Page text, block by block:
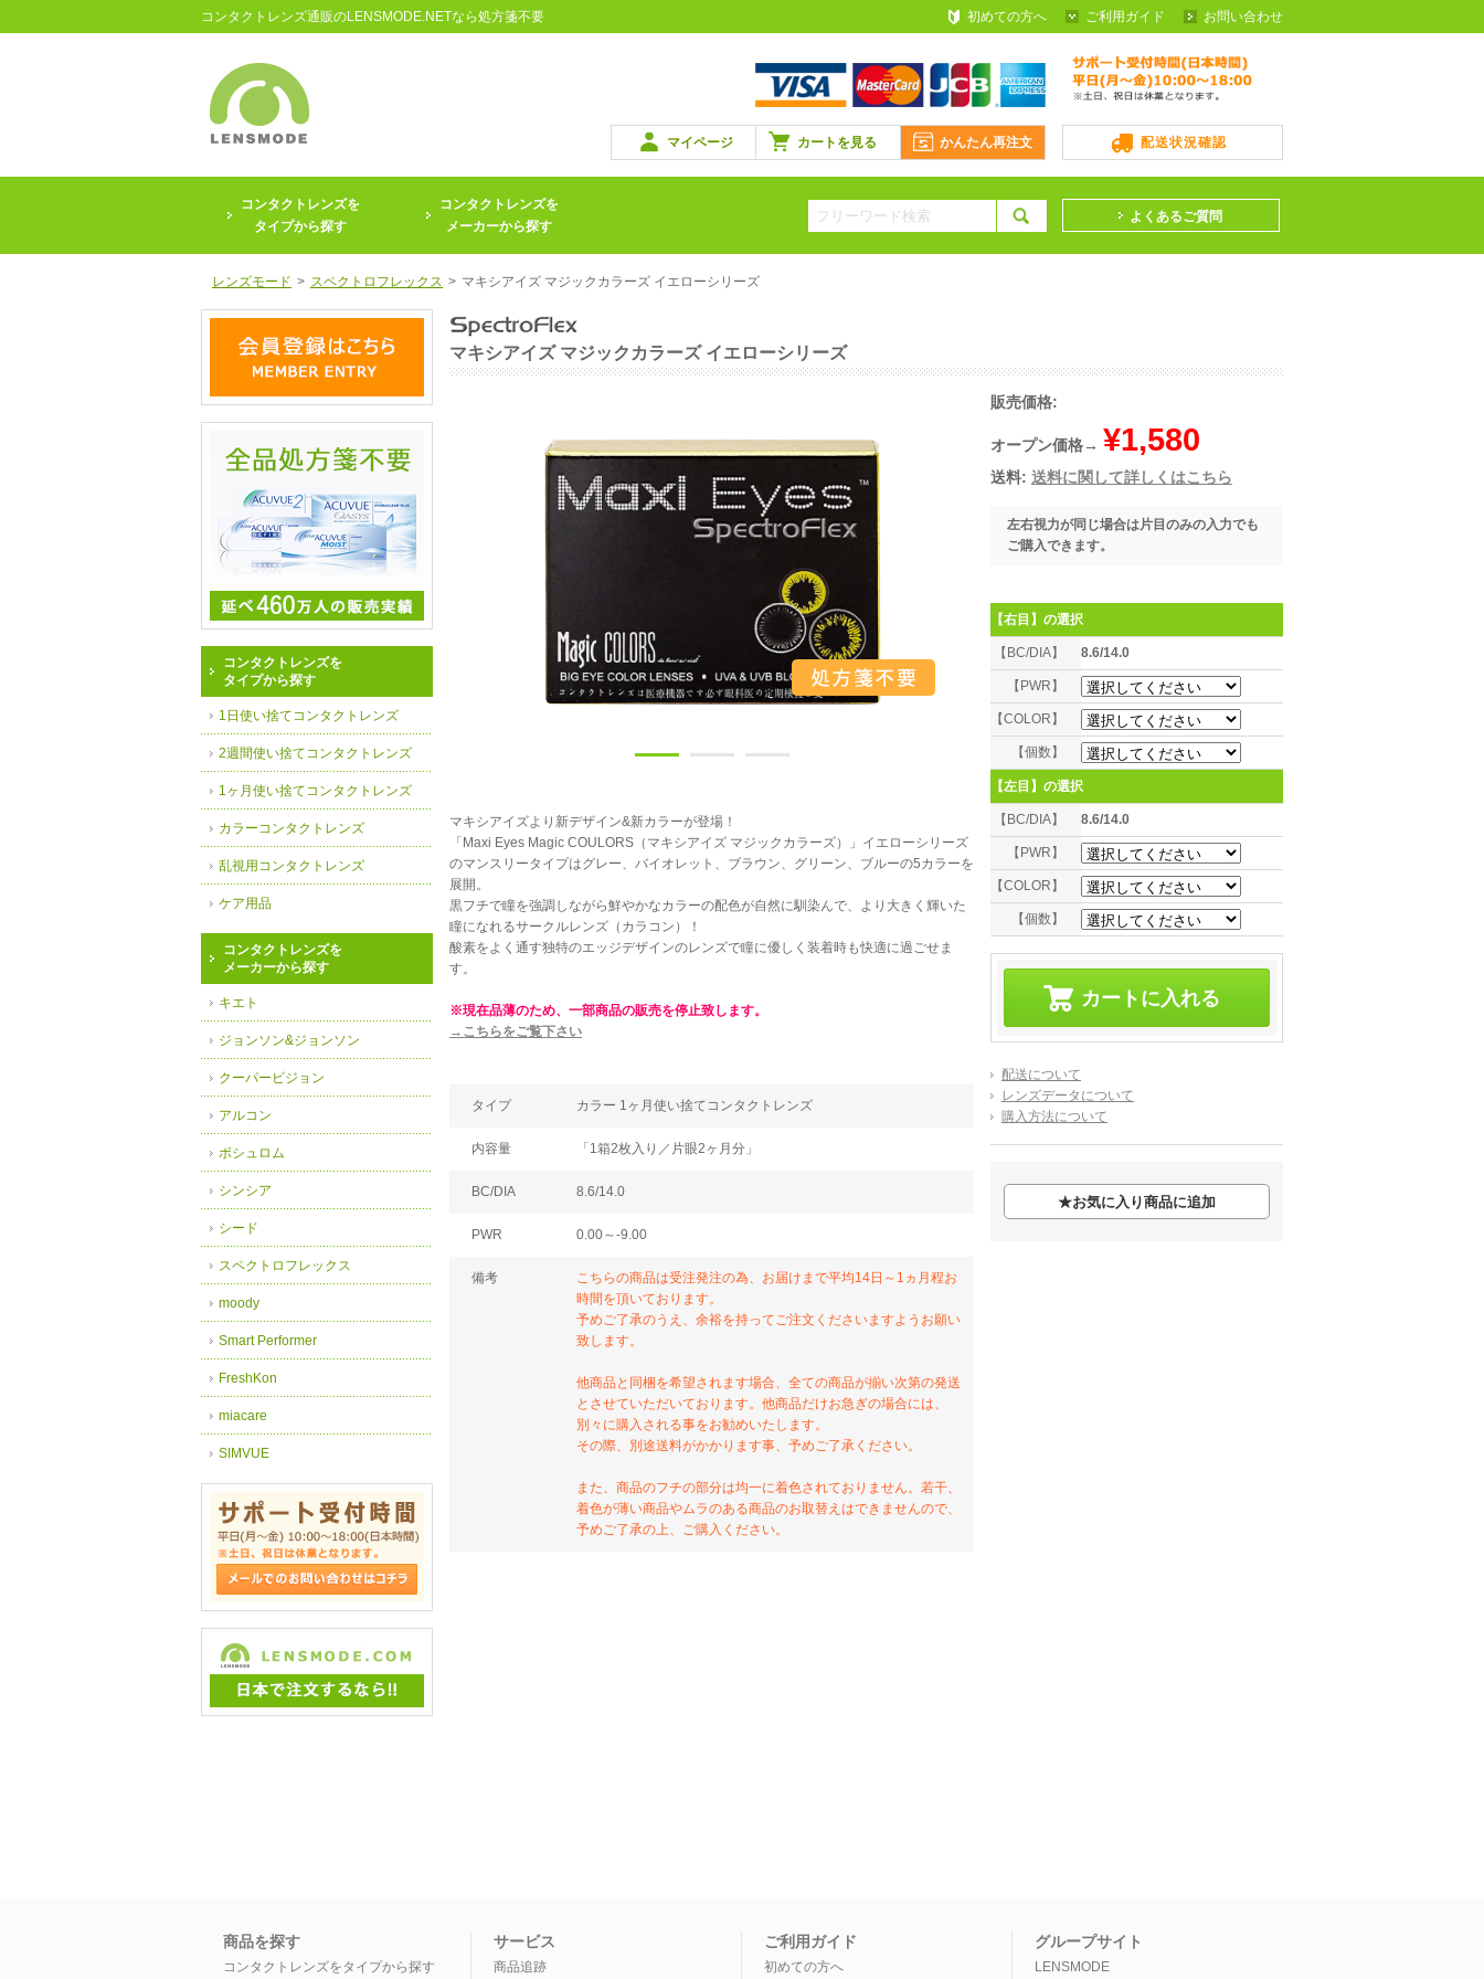
コンタクトレンズ通販のLENSMODE.NETなら処方箋不要 初めての方へ ご利用ガイド お問い合わせ
かんたん再注文
カートを見る
マイページ 配送状況確認
コンタクトレンズを
タイプから探す
コンタクトレンズを
メーカーから探す
よくあるご質問
レンズモード > スペクトロフレックス > マキシアイズ マジックカラーズ イエローシリーズ
マキシアイズ マジックカラーズ イエローシリーズ
マキシアイズより新デザイン&新カラーが登場！
「Maxi Eyes Magic COULORS（マキシアイズ マジックカラーズ）」イエローシリーズ
のマンスリータイプはグレー、バイオレット、ブラウン、グリーン、ブルーの5カラーを
展開。
黒フチで瞳を強調しながら鮮やかなカラーの配色が自然に馴染んで、より大きく輝いた
瞳になれるサークルレンズ（カラコン）！
酸素をよく通す独特のエッジデザインのレンズで瞳に優しく装着時も快適に過ごせま
す。
※現在品薄のため、一部商品の販売を停止致します。
→こちらをご覧下さい
タイプ カラー 1ヶ月使い捨てコンタクトレンズ
内容量 「1箱2枚入り／片眼2ヶ月分」
BC/DIA 8.6/14.0
PWR 0.00～-9.00
備考
こちらの商品は受注発注の為、お届けまで平均14日～1ヵ月程お
時間を頂いております。
予めご了承のうえ、余裕を持ってご注文くださいますようお願い
致します。
他商品と同梱を希望されます場合、全ての商品が揃い次第の発送
とさせていただいております。他商品だけお急ぎの場合には、
別々に購入される事をお勧めいたします。
その際、別途送料がかかります事、予めご了承ください。
また、商品のフチの部分は均一に着色されておりません。若干、
着色が薄い商品やムラのある商品のお取替えはできませんので、
予めご了承の上、ご購入ください。
販売価格:
オープン価格→ ¥1,580
送料: 送料に関して詳しくはこちら
左右視力が同じ場合は片目のみの入力でも
ご購入できます。
【右目】 の選択
【BC/DIA】 8.6/14.0
【PWR】
【COLOR】
【個数】
【左目】 の選択
【BC/DIA】 8.6/14.0
【PWR】
【COLOR】
【個数】
配送について
レンズデータについて
購入方法について
★お気に入り商品に追加
コンタクトレンズを
タイプから探す
1日使い捨てコンタクトレンズ
2週間使い捨てコンタクトレンズ
1ヶ月使い捨てコンタクトレンズ
カラーコンタクトレンズ
乱視用コンタクトレンズ
ケア用品
コンタクトレンズを
メーカーから探す
キエト
ジョンソン&ジョンソン
クーパービジョン
アルコン
ボシュロム
シンシア
シード
スペクトロフレックス
moody
Smart Performer
FreshKon
miacare
SIMVUE
商品を探す
コンタクトレンズをタイプから探す
サービス
商品追跡
ご利用ガイド
初めての方へ
グループサイト
LENSMODE